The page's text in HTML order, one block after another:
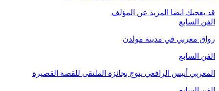
قد يعجبك ايضا المزيد عن المؤلف
الفن السابع
رواق مغربي في مدينة مولدن
الفن السابع
المغربي أنيس الرافعي يتوج بجائزة الملتقى للقصة القصيرة